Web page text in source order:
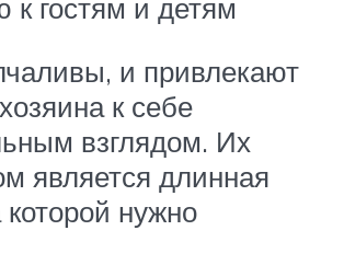
к гостям и детям
и привлекают
к себе
взглядом. Их
является длинная
нужно